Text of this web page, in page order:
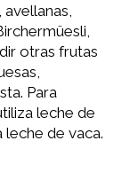
otras frutas
Para
leche de
leche de vaca.